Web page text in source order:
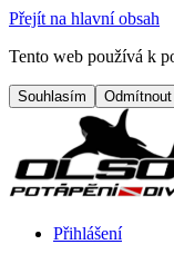
Přejít na hlavní obsah
Tento web používá k
Přihlášení